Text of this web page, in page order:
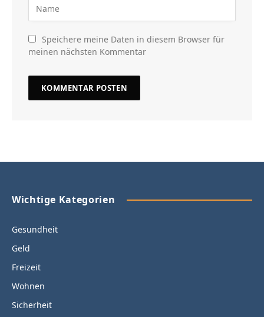
Speichere meine Daten in diesem Browser für
meinen nächsten Kommentar
Wichtige Kategorien
Gesundheit
Geld
Freizeit
Wohnen
Sicherheit